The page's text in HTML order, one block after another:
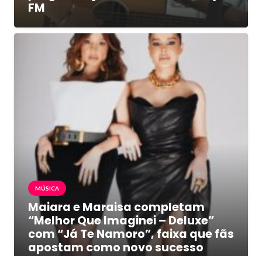
FM
MÚSICA
Maiara e Maraisa completam
“Melhor Que Imaginei – Deluxe”
com “Já Te Namoro”, faixa que fãs
apostam como novo sucesso